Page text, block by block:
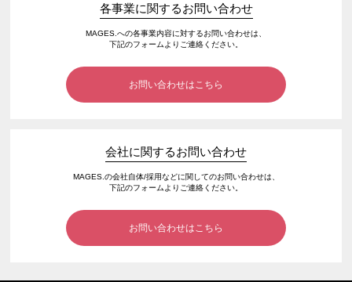
各事業に関するお問い合わせ
MAGES.への各事業内容に対するお問い合わせは、
下記のフォームよりご連絡ください。
お問い合わせはこちら
会社に関するお問い合わせ
MAGES.の会社自体/採用などに関してのお問い合わせは、
下記のフォームよりご連絡ください。
お問い合わせはこちら